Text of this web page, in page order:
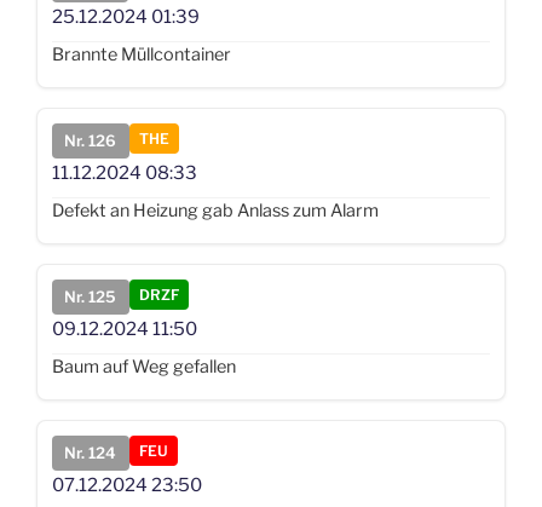
25.12.2024 01:39
Brannte Müllcontainer
Nr. 126 THE
11.12.2024 08:33
Defekt an Heizung gab Anlass zum Alarm
Nr. 125 DRZF
09.12.2024 11:50
Baum auf Weg gefallen
Nr. 124 FEU
07.12.2024 23:50